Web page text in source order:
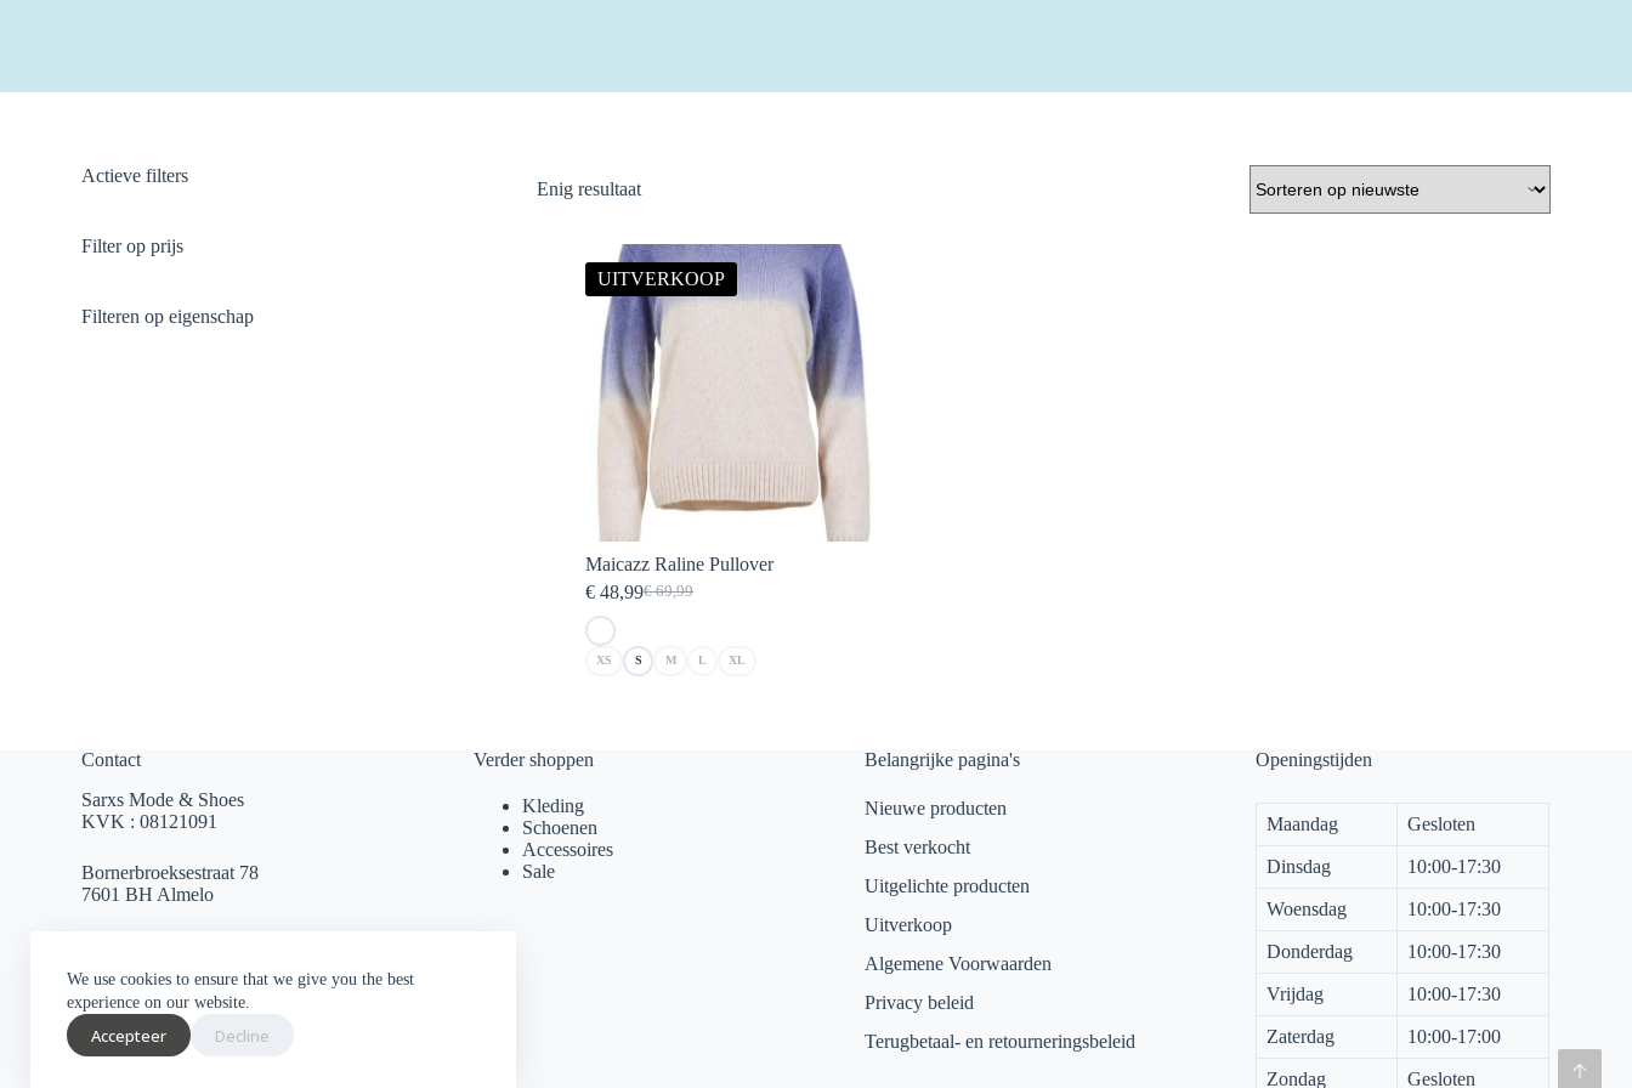
We use cookies to ensure that we give you the best
experience on our website.
Accepteer Decline
Enig resultaat
UITVERKOOP
Maicazz Raline Pullover
€69,99
Oorspronkelijke
was:
€ 69,99.
€ 48,99Huidige
is:
€ 48,99.
XS S M L XL
Actieve filters
Filter op prijs
Filteren op eigenschap
Contact
Sarxs Mode & Shoes
KVK : 08121091
Bornerbroeksestraat 78
7601 BH Almelo
0546 812 230
Socials
Verder shoppen
Kleding
Schoenen
Accessoires
Sale
Belangrijke pagina's
Nieuwe producten
Best verkocht
Uitgelichte producten
Uitverkoop
Algemene Voorwaarden
Privacy beleid
Terugbetaal- en retourneringsbeleid
Openingstijden
Maandag Gesloten
Dinsdag 10:00-17:30
Woensdag 10:00-17:30
Donderdag 10:00-17:30
Vrijdag 10:00-17:30
Zaterdag 10:00-17:00
Zondag Gesloten